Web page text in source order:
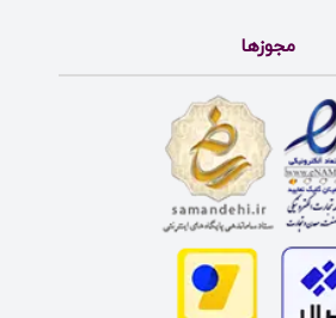
مجوزها